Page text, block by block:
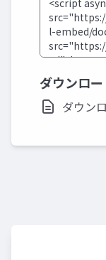
ダウンロー
ダウン